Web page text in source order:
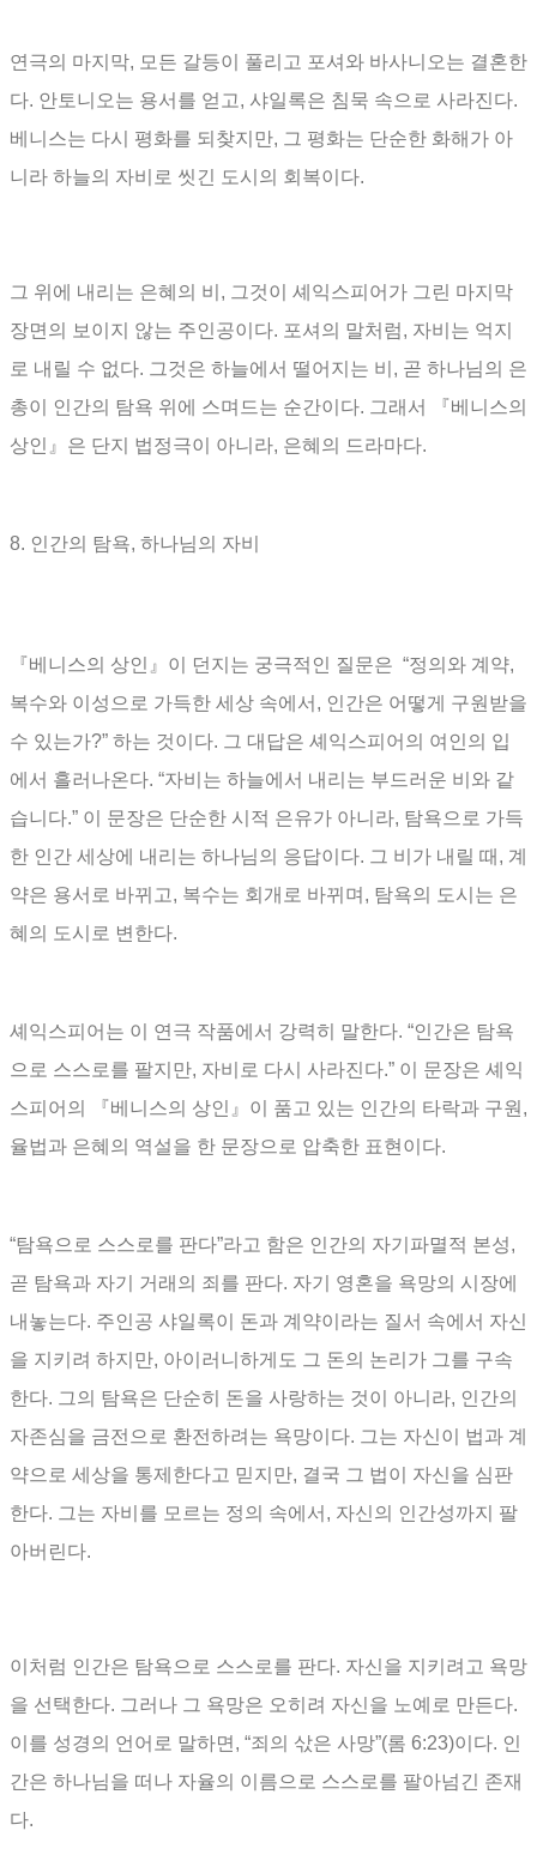
연극의 마지막, 모든 갈등이 풀리고 포셔와 바사니오는 결혼한
다. 안토니오는 용서를 얻고, 샤일록은 침묵 속으로 사라진다.
베니스는 다시 평화를 되찾지만, 그 평화는 단순한 화해가 아
니라 하늘의 자비로 씻긴 도시의 회복이다.
그 위에 내리는 은혜의 비 , 그것이 셰익스피어가 그린 마지막
장면의 보이지 않는 주인공이다. 포셔의 말처럼, 자비는 억지
로 내릴 수 없다. 그것은 하늘에서 떨어지는 비 , 곧 하나님의 은
총이 인간의 탐욕 위에 스며드는 순간이다. 그래서 『베니스의
상인 』 은 단지 법정극이 아니라, 은혜의 드라마다.
8. 인간의 탐욕, 하나님의 자비
『베니스의 상인 』 이 던지는 궁극적인 질문은 “정의와 계약,
복수와 이성으로 가득한 세상 속에서 , 인간은 어떻게 구원받을
수 있는가?” 하는 것이다. 그 대답은 셰익스피어의 여인의 입
에서 흘러나온다. “자비는 하늘에서 내리는 부드러운 비와 같
습니다.” 이 문장은 단순한 시적 은유가 아니라, 탐욕으로 가득
한 인간 세상에 내리는 하나님의 응답이다. 그 비가 내릴 때 , 계
약은 용서로 바뀌고, 복수는 회개로 바뀌며 , 탐욕의 도시는 은
혜의 도시로 변한다.
셰익스피어는 이 연극 작품에서 강력히 말한다. “인간은 탐욕
으로 스스로를 팔지만, 자비로 다시 사라진다.” 이 문장은 셰익
스피어의
『베니스의 상인 』 이 품고 있는 인간의 타락과 구원 ,
율법과 은혜의 역설을 한 문장으로 압축한 표현이다.
“탐욕으로 스스로를 판다”라고 함은 인간의 자기파멸적 본성,
곧 탐욕과 자기 거래의 죄를 판다. 자기 영혼을 욕망의 시장에
내놓는다. 주인공 샤일록이 돈과 계약이라는 질서 속에서 자신
을 지키려 하지만, 아이러니하게도 그 돈의 논리가 그를 구속
한다. 그의 탐욕은 단순히 돈을 사랑하는 것이 아니라, 인간의
자존심을 금전으로 환전하려는 욕망이다. 그는 자신이 법과 계
약으로 세상을 통제한다고 믿지만, 결국 그 법이 자신을 심판
한다. 그는 자비를 모르는 정의 속에서 , 자신의 인간성까지 팔
아버린다.
이처럼 인간은 탐욕으로 스스로를 판다. 자신을 지키려고 욕망
을 선택한다. 그러나 그 욕망은 오히려 자신을 노예로 만든다.
이를 성경의 언어로 말하면 , “죄의 삯은 사망”(롬 6:23)이다. 인
간은 하나님을 떠나 자율의 이름으로 스스로를 팔아넘긴 존재
다.